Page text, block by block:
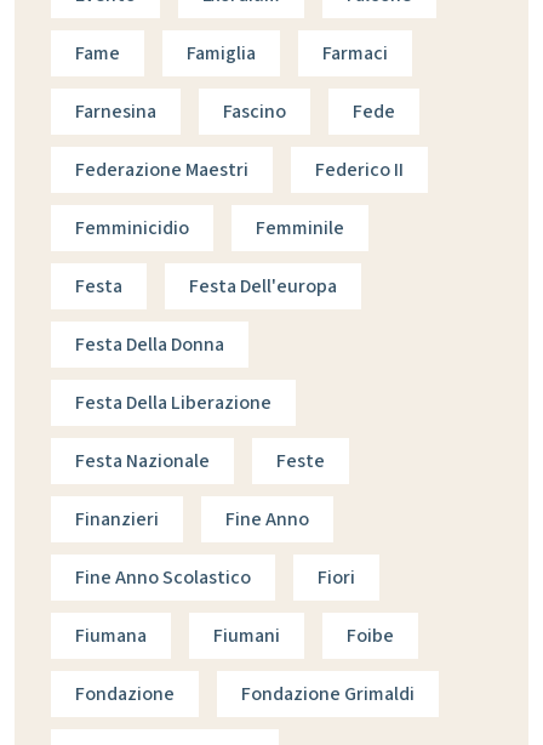
Fame Famiglia Farmaci
Farnesina Fascino Fede
Federazione Maestri Federico II
Femminicidio Femminile
Festa Festa Dell'europa
Festa Della Donna
Festa Della Liberazione
Festa Nazionale Feste
Finanzieri Fine Anno
Fine Anno Scolastico Fiori
Fiumana Fiumani Foibe
Fondazione Fondazione Grimaldi